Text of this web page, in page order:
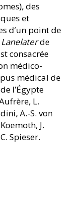
des
et
d’un point de
Lanelaterde
consacrée
médico-
médical de
l’Égypte
L.
A.-S. von
J.
Spieser.